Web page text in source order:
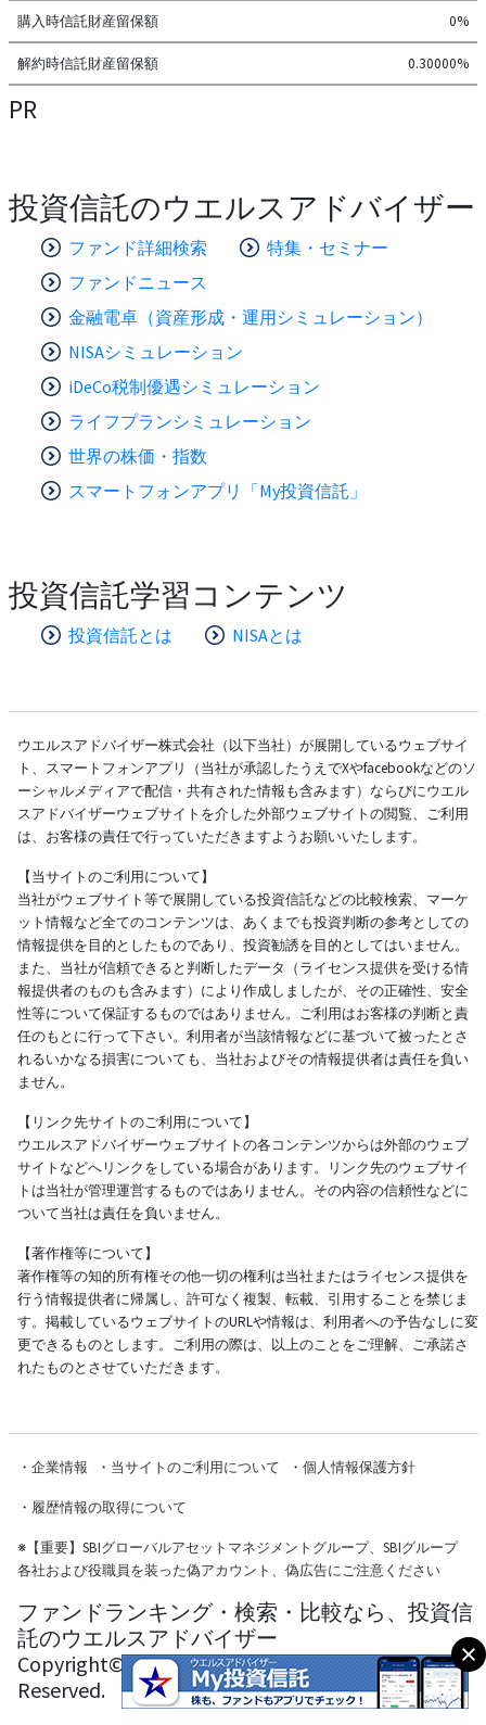
購入時信託財産留保額 0%
解約時信託財産留保額 0.30000%
PR
投資信託のウエルスアドバイザー
ファンド詳細検索
特集・セミナー
ファンドニュース
金融電卓（資産形成・運用シミュレーション）
NISAシミュレーション
iDeCo税制優遇シミュレーション
ライフプランシミュレーション
世界の株価・指数
スマートフォンアプリ「My投資信託」
投資信託学習コンテンツ
投資信託とは NISAとは
ウエルスアドバイザー株式会社（以下当社）が展開しているウェブサイ
ト、スマートフォンアプリ（当社が承認したうえでXやfacebookなどのソ
ーシャルメディアで配信・共有された情報も含みます）ならびにウエル
スアドバイザーウェブサイトを介した外部ウェブサイトの閲覧、ご利用
は、お客様の責任で行っていただきますようお願いいたします。
【当サイトのご利用について】
当社がウェブサイト等で展開している投資信託などの比較検索、マーケ
ット情報など全てのコンテンツは、あくまでも投資判断の参考としての
情報提供を目的としたものであり、投資勧誘を目的としてはいません。
また、当社が信頼できると判断したデータ（ライセンス提供を受ける情
報提供者のものも含みます）により作成しましたが、その正確性、安全
性等について保証するものではありません。ご利用はお客様の判断と責
任のもとに行って下さい。利用者が当該情報などに基づいて被ったとさ
れるいかなる損害についても、当社およびその情報提供者は責任を負い
ません。
【リンク先サイトのご利用について】
ウエルスアドバイザーウェブサイトの各コンテンツからは外部のウェブ
サイトなどへリンクをしている場合があります。リンク先のウェブサイ
トは当社が管理運営するものではありません。その内容の信頼性などに
ついて当社は責任を負いません。
【著作権等について】
著作権等の知的所有権その他一切の権利は当社またはライセンス提供を
行う情報提供者に帰属し、許可なく複製、転載、引用することを禁じま
す。掲載しているウェブサイトのURLや情報は、利用者への予告なしに変
更できるものとします。ご利用の際は、以上のことをご理解、ご承諾さ
れたものとさせていただきます。
・ 企業情報 ・ 当サイトのご利用について ・ 個人情報保護方針
・ 履歴情報の取得について
※【重要】SBIグローバルアセットマネジメントグループ、SBIグループ
各社および役職員を装った偽アカウント、偽広告にご注意ください
ファンドランキング・検索・比較なら、投資信
託のウエルスアドバイザー
Copyright© Wealth Advisor Co., Ltd. All Rights
Reserved.